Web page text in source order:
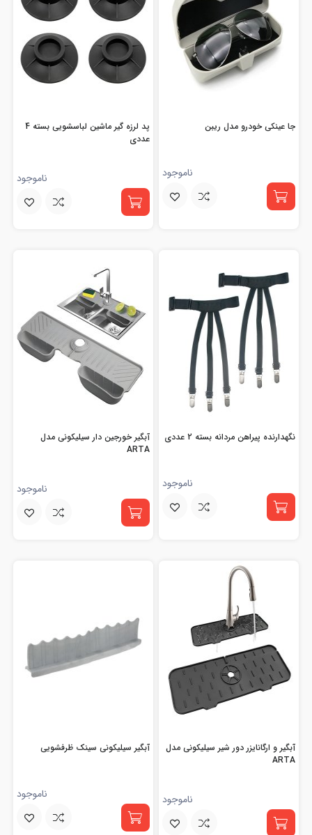
جا عینکی خودرو مدل ریبن
ناموجود
پد لرزه گیر ماشین لباسشویی بسته 4
عددی
ناموجود
نگهدارنده پیراهن مردانه بسته 2 عددی
ناموجود
آبگیر خورجین دار سیلیکونی مدل
ARTA
ناموجود
آبگیر و ارگانایزر دور شیر سیلیکونی مدل
ARTA
ناموجود
آبگیر سیلیکونی سینک ظرفشویی
ناموجود